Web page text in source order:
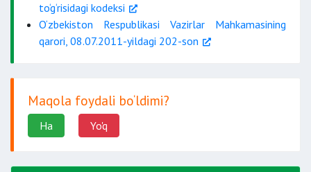
to‘g‘risidagi kodeksi
O‘zbekiston Respublikasi Vazirlar Mahkamasining
qarori, 08.07.2011-yildagi 202-son
Maqola foydali bo‘ldimi?
Ha Yo'q